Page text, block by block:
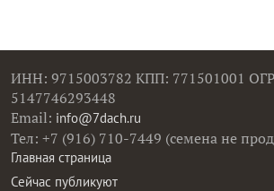
ИНН: 9715003782 КПП: 771501001
5147746293448
Email: info@7dach.ru
Тел: +7 (916) 710-7449 (семена не
Главная страница
Сейчас публикуют